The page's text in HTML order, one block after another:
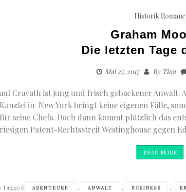
Historik Romane
Graham
Die letzten Tage
Mai 27, 2017 ByTina
aul Cravath ist jung und frisch gebackener Anwalt.
Kanzlei in New York bringt keine eigenen Fälle,
für seine Chefs. Doch dann kommt plötzlich das
Patent-Rechtsstreit Westinghouse gegen
READ MORE
Tagged ABENTEUER , ANWALT , BUSINESS ,